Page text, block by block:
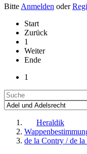
Bitte Anmelden oder
Start
Zurück
1
Weiter
Ende
1
Heraldik
de la Contry / de